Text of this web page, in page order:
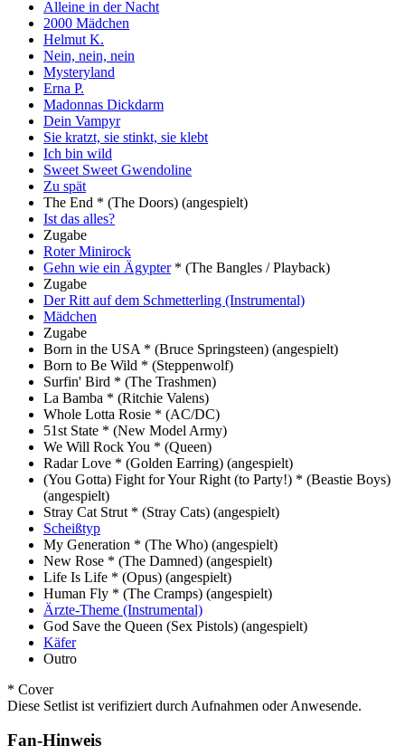
Alleine in der Nacht
2000 Mädchen
Helmut K.
Nein, nein, nein
Mysteryland
Erna P.
Madonnas Dickdarm
Dein Vampyr
Sie kratzt, sie stinkt, sie klebt
Ich bin wild
Sweet Sweet Gwendoline
Zu spät
The End * (The Doors) (angespielt)
Ist das alles?
Zugabe
Roter Minirock
Gehn wie ein Ägypter* (The Bangles / Playback)
Zugabe
Der Ritt auf dem Schmetterling (Instrumental)
Mädchen
Zugabe
Born in the USA * (Bruce Springsteen) (angespielt)
Born to Be Wild * (Steppenwolf)
Surfin' Bird * (The Trashmen)
La Bamba * (Ritchie Valens)
Whole Lotta Rosie * (AC/DC)
51st State * (New Model Army)
We Will Rock You * (Queen)
Radar Love * (Golden Earring) (angespielt)
(You Gotta) Fight for Your Right (to Party!) * (Beastie Boys)
(angespielt)
Stray Cat Strut * (Stray Cats) (angespielt)
Scheißtyp
My Generation * (The Who) (angespielt)
New Rose * (The Damned) (angespielt)
Life Is Life * (Opus) (angespielt)
Human Fly * (The Cramps) (angespielt)
Ärzte-Theme (Instrumental)
God Save the Queen (Sex Pistols) (angespielt)
Käfer
Outro
* Cover
Diese Setlist ist verifiziert durch Aufnahmen oder Anwesende.
Fan-Hinweis